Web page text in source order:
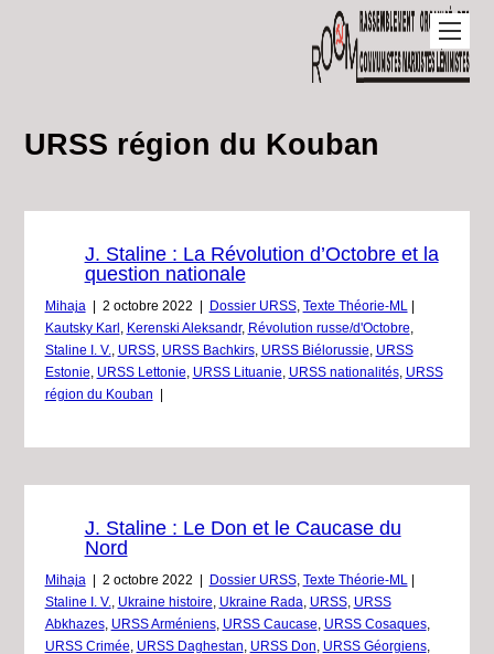
URSS région du Kouban
J. Staline : La Révolution d’Octobre et la
question nationale
Mihaja 2 octobre 2022 Dossier URSS, Texte Théorie-ML
Kautsky Karl
Kerenski Aleksandr, Révolution russe/d'Octobre
Staline I. V.
URSS, URSS Bachkirs, URSS Biélorussie
URSS
Estonie
URSS Lettonie URSS Lituanie URSS nationalités, URSS
région du Kouban
J. Staline : Le Don et le Caucase du
Nord
Mihaja 2 octobre 2022 Dossier URSS, Texte Théorie-ML
Staline I. V.
Ukraine histoire Ukraine Rada URSS, URSS
Abkhazes, URSS Arméniens, URSS Caucase URSS Cosaques,
URSS Crimée
URSS Daghestan URSS Don URSS Géorgiens,